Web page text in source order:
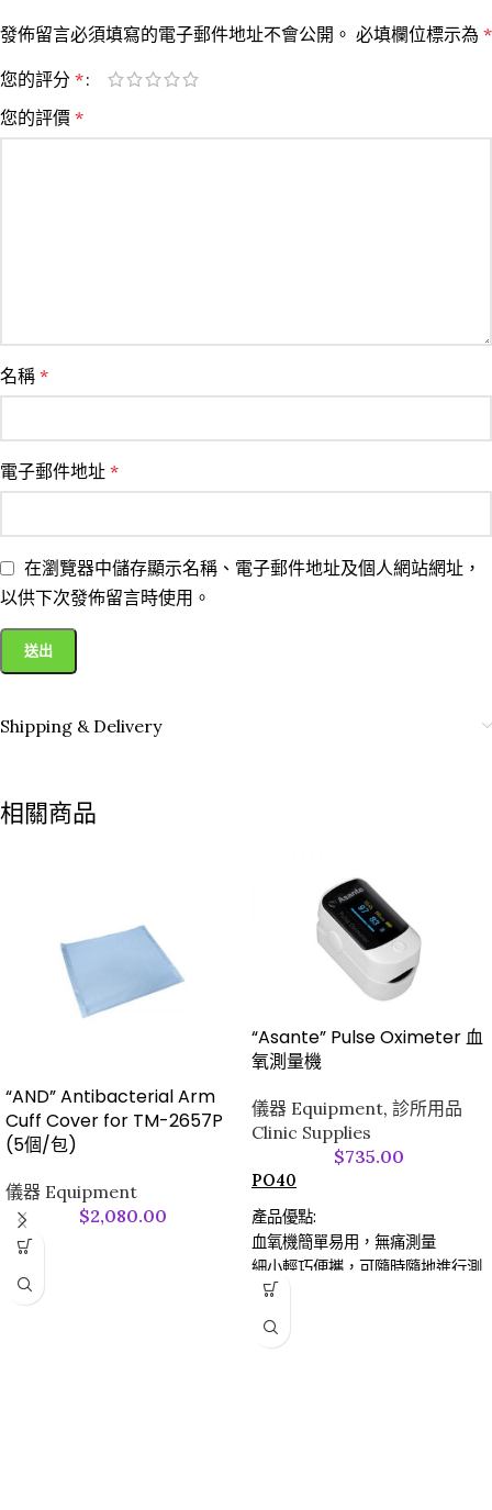
發佈留言必須填寫的電子郵件地址不會公開。 必填欄位標示為 *
您的評分 *
您的評價 *
名稱 *
電子郵件地址 *
在瀏覽器中儲存顯示名稱、電子郵件地址及個人網站網址，
以供下次發佈留言時使用。
Shipping & Delivery
相關商品
“AND” Antibacterial Arm
Cuff Cover for TM-2657P
(5個/包)
儀器 Equipment
$2,080.00
“Asante” Pulse Oximeter 血
氧測量機
儀器 Equipment, 診所用品
Clinic Supplies
$735.00
PO40
產品優點:
血氧機簡單易用，無痛測量
細小輕巧便攜，可隨時隨地進行測
量
可在最高95%濕度下操作，適合香